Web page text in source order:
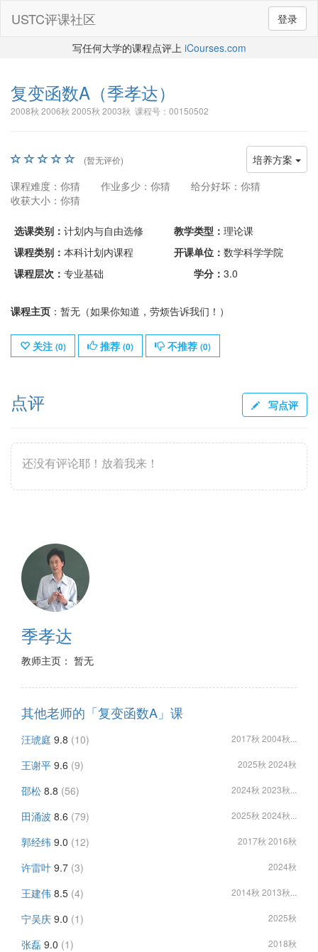
登录
USTC评课社区
写任何大学的课程点评上 iCourses.com
复变函数A （季孝达）
2008秋 2006秋 2005秋 2003秋 课程号：00150502
培养方案
(暂无评价)
课程难度：你猜 作业多少：你猜
给分好坏：你猜
收获大小：你猜
选课类别： 计划内与自由选修 教学类型： 理论课
课程类别： 本科计划内课程 开课单位： 数学科学学院
课程层次： 专业基础 学分： 3.0
课程主页 ：暂无（如果你知道，劳烦告诉我们！）
关注 (0) 推荐 (0) 不推荐 (0)
点评 写点评
还没有评论耶！放着我来！
季孝达
教师主页： 暂无
其他老师的「复变函数A」课
汪琥庭 9.8 (10) 2017秋 2004秋...
王谢平 9.6 (9) 2025秋 2024秋
邵松 8.8 (56) 2024秋 2023秋...
田涌波 8.6 (79) 2025秋 2024秋...
郭经纬 9.0 (12) 2017秋 2016秋
许雷叶 9.7 (3) 2024秋
王建伟 8.5 (4) 2014秋 2013秋...
宁吴庆 9.0 (1) 2025秋
张磊 9.0 (1) 2018秋